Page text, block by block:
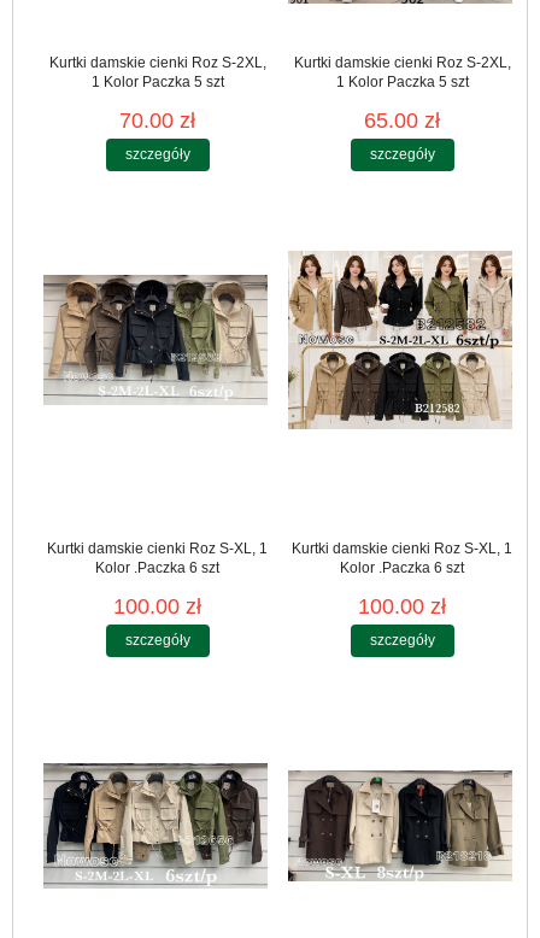
Kurtki damskie cienki Roz S-2XL,
1 Kolor Paczka 5 szt
70.00 zł
szczegóły
Kurtki damskie cienki Roz S-2XL,
1 Kolor Paczka 5 szt
65.00 zł
szczegóły
Kurtki damskie cienki Roz S-XL, 1
Kolor .Paczka 6 szt
100.00 zł
szczegóły
Kurtki damskie cienki Roz S-XL, 1
Kolor .Paczka 6 szt
100.00 zł
szczegóły